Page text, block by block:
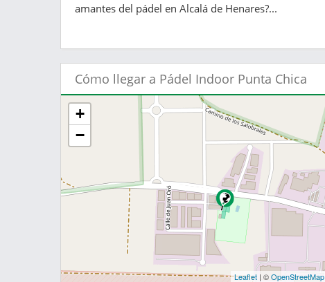
amantes del pádel en Alcalá de Henares?...
Cómo llegar a Pádel Indoor Punta Chica​
+
−
Leaflet | ©OpenStreetMap